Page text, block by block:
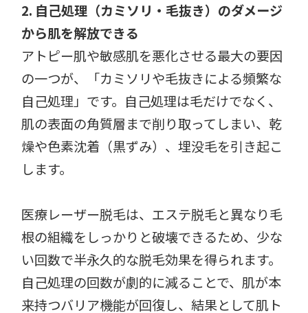
2. 自己処理（カミソリ・毛抜き）のダメージ
から肌を解放できる
アトピー肌や敏感肌を悪化させる最大の要因
の一つが、「カミソリや毛抜きによる頻繁な
自己処理」です。自己処理は毛だけでなく、
肌の表面の角質層まで削り取ってしまい、乾
燥や色素沈着（黒ずみ）、埋没毛を引き起こ
します。
医療レーザー脱毛は、エステ脱毛と異なり毛
根の組織をしっかりと破壊できるため、少な
い回数で半永久的な脱毛効果を得られます。
自己処理の回数が劇的に減ることで、肌が本
来持つバリア機能が回復し、結果として肌ト